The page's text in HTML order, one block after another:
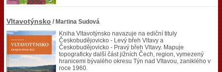
Vltavotýnsko / Martina Sudová
Kniha Vltavotýnsko navazuje na ediční tituly
Českobudějovicko - Levý břeh Vltavy a
Českobudějovicko - Pravý břeh Vltavy. Mapuje
topograficky další část jižních Čech, region, vymezený
hranicemi bývalého okresu Týn nad Vltavou, zaniklého v
roce 1960.